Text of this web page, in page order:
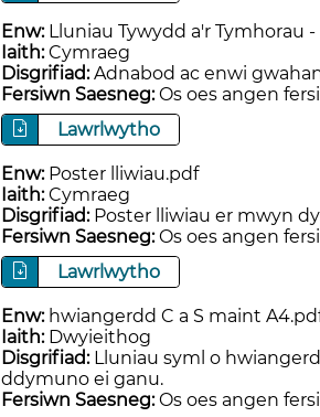
Enw: Lluniau Tywydd a'r Tymhorau
Iaith:Cymraeg
Disgrifiad:Adnabod ac enwi
Fersiwn Saesneg:Os oes angen
Lawrlwytho
Enw: Poster lliwiau.pdf
Iaith:Cymraeg
Disgrifiad: Poster lliwiau er mwyn
Fersiwn Saesneg:Os oes angen
Lawrlwytho
Enw: hwiangerdd C a S maint
Iaith: Dwyieithog
Disgrifiad: Lluniau syml o
ddymuno ei ganu.
Fersiwn Saesneg:Os oes angen